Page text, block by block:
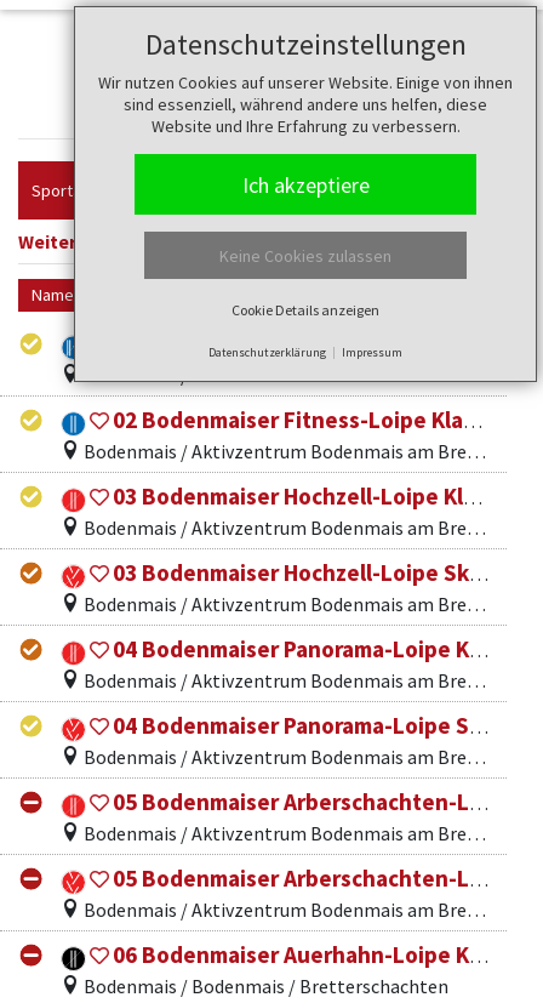
Datenschutzeinstellungen
Wir nutzen Cookies auf unserer Website. Einige von ihnen
sind essenziell, während andere uns helfen, diese
Website und Ihre Erfahrung zu verbessern.
Ich akzeptiere
Keine Cookies zulassen
Cookie Details anzeigen
Datenschutzerklärung Impressum
Touren
Sportart
Weitere Filter anzeigen
Name
01 Bodenmaiser Übungsloipe
Bodenmais / Bretterschachten
02 Bodenmaiser Fitness-Loipe Klassik
Bodenmais / Aktivzentrum Bodenmais am Bretterschachten
03 Bodenmaiser Hochzell-Loipe Klassik
Bodenmais / Aktivzentrum Bodenmais am Bretterschachten
03 Bodenmaiser Hochzell-Loipe Skating
Bodenmais / Aktivzentrum Bodenmais am Bretterschachten
04 Bodenmaiser Panorama-Loipe Klassik
Bodenmais / Aktivzentrum Bodenmais am Bretterschachten
04 Bodenmaiser Panorama-Loipe Skating
Bodenmais / Aktivzentrum Bodenmais am Bretterschachten
05 Bodenmaiser Arberschachten-Loipe Klassik
Bodenmais / Aktivzentrum Bodenmais am Bretterschachten
05 Bodenmaiser Arberschachten-Loipe Skating
Bodenmais / Aktivzentrum Bodenmais am Bretterschachten
06 Bodenmaiser Auerhahn-Loipe Klassik
Bodenmais / Bodenmais / Bretterschachten